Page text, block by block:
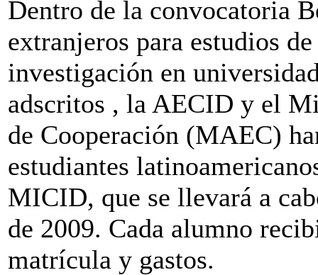
Dentro de la convocatoria
extranjeros para estudios
investigación en
adscritos , la AECID y el
de Cooperación (MAEC)
estudiantes
MICID, que se llevará a
de 2009. Cada alumno
matrícula y gastos.